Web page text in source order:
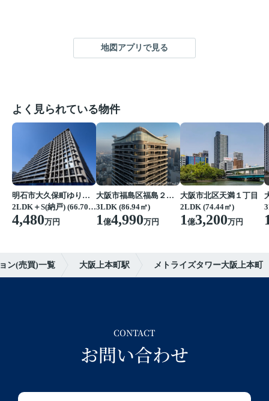
地図アプリで見る
よく見られている物件
明石市大久保町ゆりのき通２丁目
2LDK＋S(納戸) (66.70㎡)
4,480万円
大阪市福島区福島２丁目
3LDK (86.94㎡)
1億4,990万円
大阪市北区天満１丁目
2LDK (74.44㎡)
1億3,200万円
ン(売買)一覧 大阪上本町駅 メトライズタワー大阪上本町
CONTACT
お問い合わせ